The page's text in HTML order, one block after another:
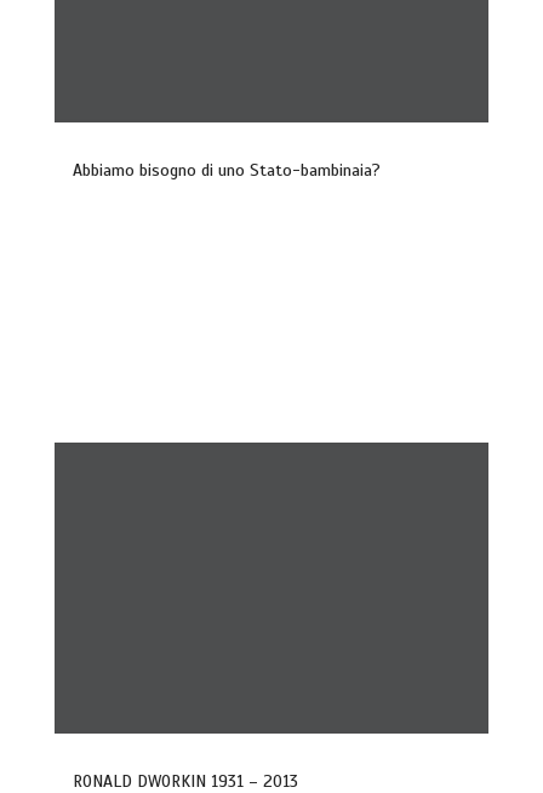
Abbiamo bisogno di uno Stato-bambinaia?
RONALD DWORKIN 1931 – 2013